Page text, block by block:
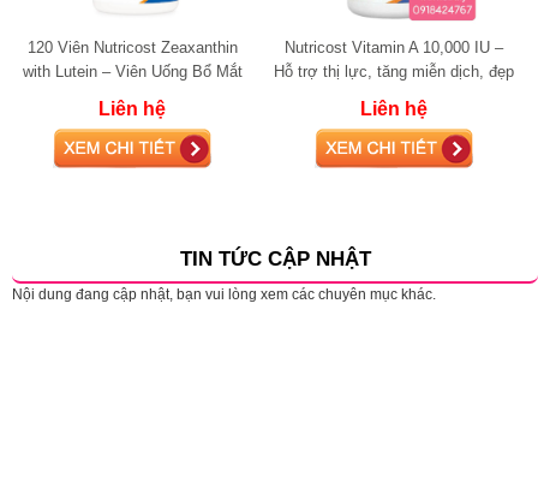
120 Viên Nutricost Zeaxanthin
with Lutein – Viên Uống Bổ Mắt
Liên hệ
Nutricost Vitamin A 10,000 IU –
Hỗ trợ thị lực, tăng miễn dịch, đẹp
Liên hệ
TIN TỨC CẬP NHẬT
Nội dung đang cập nhật, bạn vui lòng xem các chuyên mục khác.